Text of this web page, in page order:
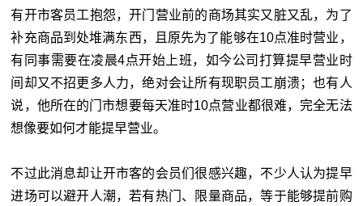
有开市客员工抱怨，开门营业前的商场其实又脏又乱，为了
补充商品到处堆满东西，且原先为了能够在10点准时营业，
有同事需要在凌晨4点开始上班，如今公司打算提早营业时
间却又不招更多人力，绝对会让所有现职员工崩溃；也有人
说，他所在的门市想要每天准时10点营业都很难，完全无法
想像要如何才能提早营业。
不过此消息却让开市客的会员们很感兴趣，不少人认为提早
进场可以避开人潮，若有热门、限量商品，等于能够提前购